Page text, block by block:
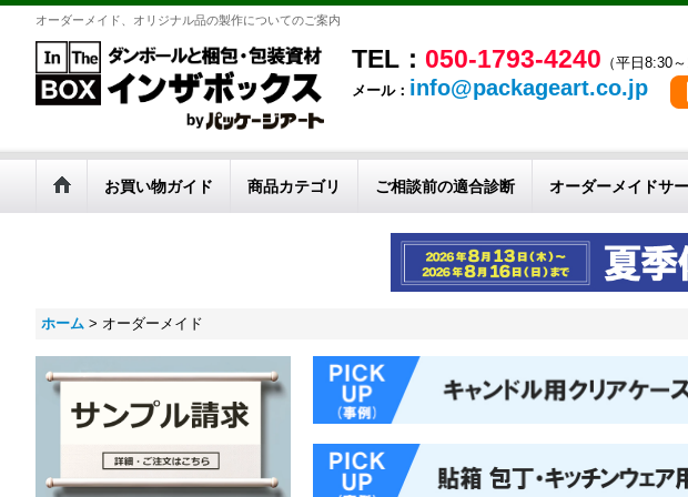
オーダーメイド、オリジナル品の製作についてのご案内
TEL： 050-1793-4240 （平日8:30～
メール： info@packageart.co.jp
お買い物ガイド 商品カテゴリ ご相談前の適合診断 オーダーメイドサ
ホーム > オーダーメイド